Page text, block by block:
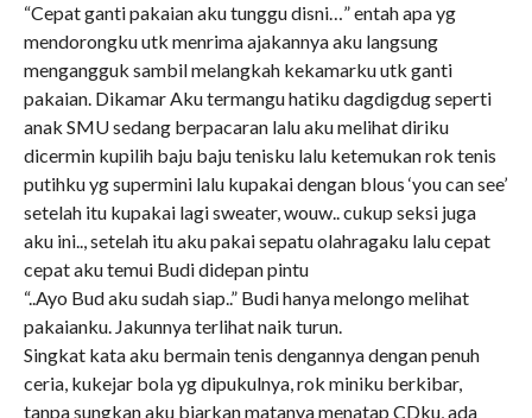
“Cepat ganti pakaian aku tunggu disni…” entah apa yg
mendorongku utk menrima ajakannya aku langsung
mengangguk sambil melangkah kekamarku utk ganti
pakaian. Dikamar Aku termangu hatiku dagdigdug seperti
anak SMU sedang berpacaran lalu aku melihat diriku
dicermin kupilih baju baju tenisku lalu ketemukan rok tenis
putihku yg supermini lalu kupakai dengan blous ‘you can see’
setelah itu kupakai lagi sweater, wouw.. cukup seksi juga
aku ini.., setelah itu aku pakai sepatu olahragaku lalu cepat
cepat aku temui Budi didepan pintu
“..Ayo Bud aku sudah siap..” Budi hanya melongo melihat
pakaianku. Jakunnya terlihat naik turun.
Singkat kata aku bermain tenis dengannya dengan penuh
ceria, kukejar bola yg dipukulnya, rok miniku berkibar,
tanpa sungkan aku biarkan matanya menatap CDku, ada